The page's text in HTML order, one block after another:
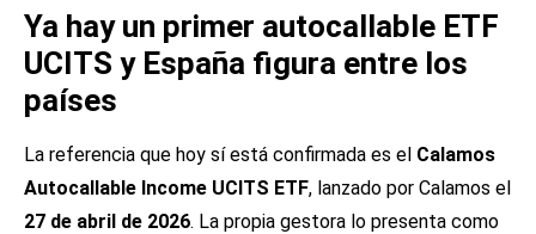
Ya hay un primer autocallable ETF
UCITS y España figura entre los
países
La referencia que hoy sí está confirmada es el Calamos
Autocallable Income UCITS ETF, lanzado por Calamos el
27 de abril de 2026. La propia gestora lo presenta como